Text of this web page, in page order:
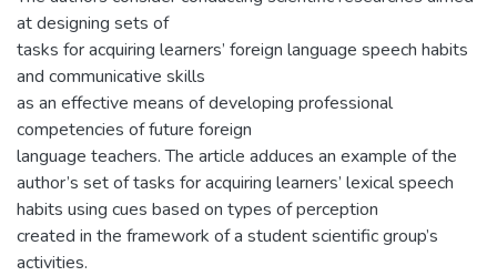
at designing sets of
tasks for acquiring learners’ foreign language speech habits
and communicative skills
as an effective means of developing professional
competencies of future foreign
language teachers. The article adduces an example of the
author’s set of tasks for acquiring learners’ lexical speech
habits using cues based on types of perception
created in the framework of a student scientific group’s
activities.